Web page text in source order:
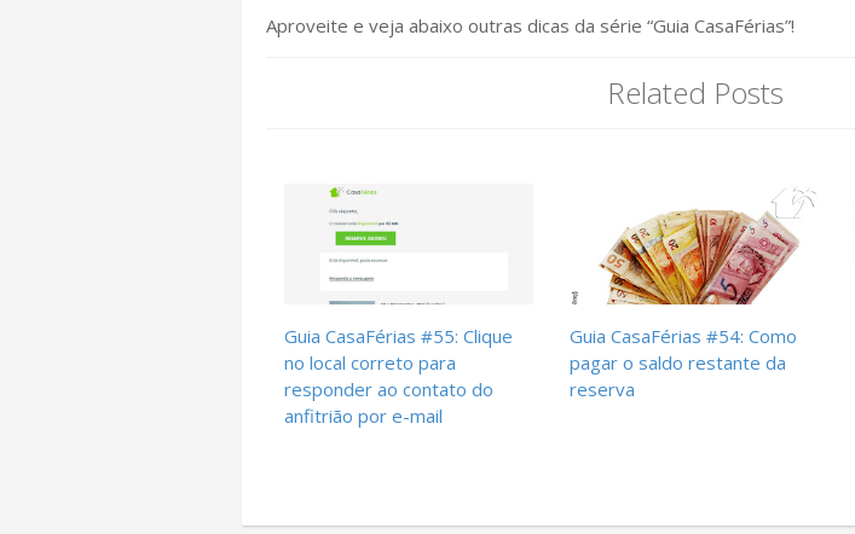
Aproveite e veja abaixo outras dicas da série “Guia CasaFérias”!
Related Posts
Guia CasaFérias #55: Clique
no local correto para
responder ao contato do
anfitrião por e-mail
Guia CasaFérias #54: Como
pagar o saldo restante da
reserva